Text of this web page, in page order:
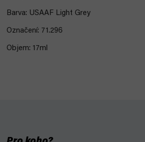
Barva: USAAF Light Grey
Označení: 71.296
Objem: 17ml